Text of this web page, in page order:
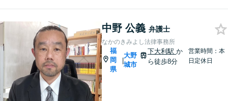
中野 公義 弁護士
なかのきみよし法律事務所
福
岡
県
|
大野
城市
下大利駅か
ら徒歩8分
営業時間：本
日定休日